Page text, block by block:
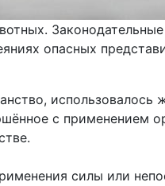
опасных
использовалось
с применением
силы или